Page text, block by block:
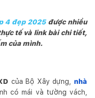
4 đẹp 2025được nhiều
tế và link bài chi tiết,
của mình.
của Bộ Xây dựng, nhà
có mái và tường vách,